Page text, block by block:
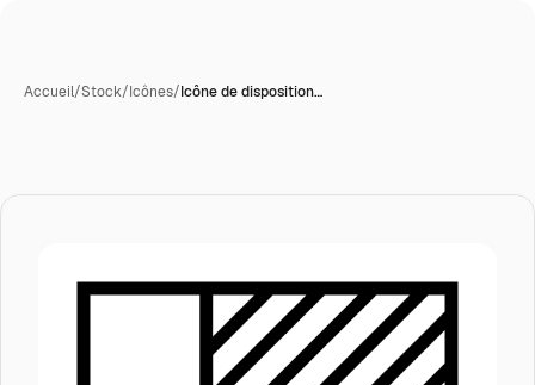
Accueil/Stock/Icônes/Icône de disposition…